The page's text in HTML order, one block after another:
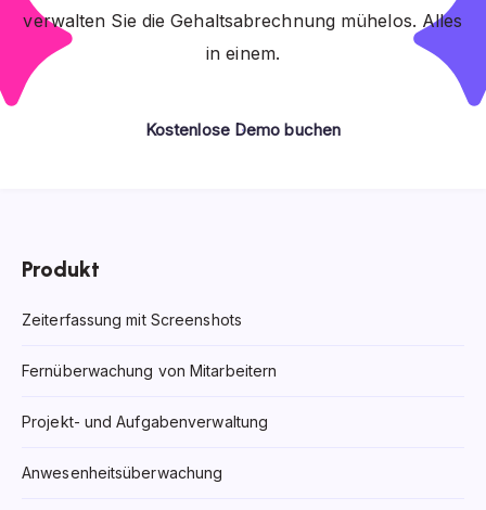
verwalten Sie die Gehaltsabrechnung mühelos. Alles
in einem.
Kostenlose Demo buchen
Produkt
Zeiterfassung mit Screenshots
Fernüberwachung von Mitarbeitern
Projekt- und Aufgabenverwaltung
Anwesenheitsüberwachung